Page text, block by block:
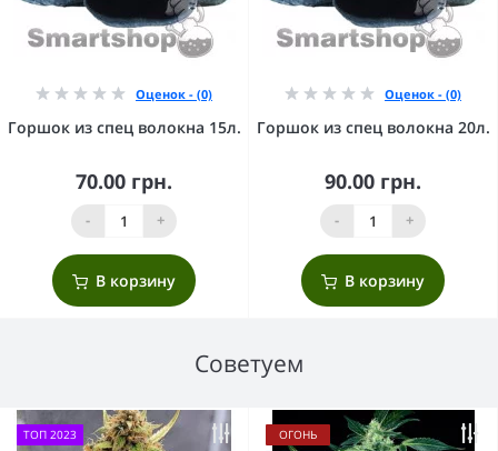
Оценок - (0)
Горшок из спец волокна 15л.
70.00 грн.
- +
В корзину
Оценок - (0)
Горшок из спец волокна 20л.
90.00 грн.
- +
В корзину
Советуем
ТОП 2023
ОГОНЬ